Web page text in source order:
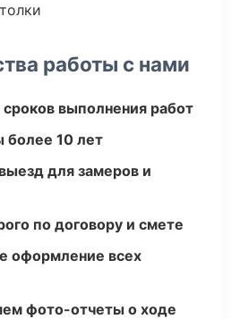
работы с нами
выполнения работ
10 лет
для замеров и
по договору и смете
оформление всех
фото-отчеты о ходе